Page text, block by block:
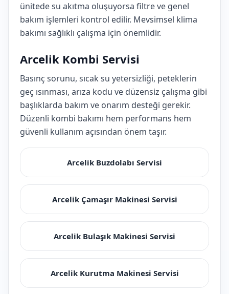
ünitede su akıtma oluşuyorsa filtre ve genel
bakım işlemleri kontrol edilir. Mevsimsel klima
bakımı sağlıklı çalışma için önemlidir.
Arcelik Kombi Servisi
Basınç sorunu, sıcak su yetersizliği, peteklerin
geç ısınması, arıza kodu ve düzensiz çalışma gibi
başlıklarda bakım ve onarım desteği gerekir.
Düzenli kombi bakımı hem performans hem
güvenli kullanım açısından önem taşır.
Arcelik Buzdolabı Servisi
Arcelik Çamaşır Makinesi Servisi
Arcelik Bulaşık Makinesi Servisi
Arcelik Kurutma Makinesi Servisi